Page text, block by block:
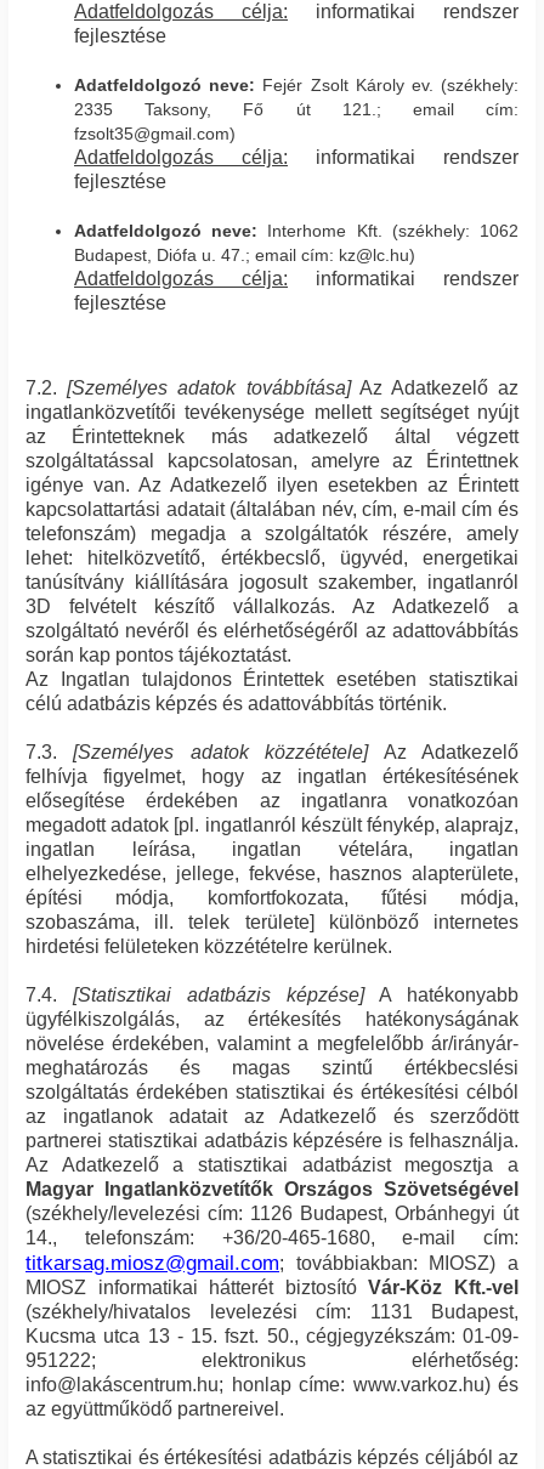
Adatfeldolgozás célja: informatikai rendszer
fejlesztése
Adatfeldolgozó neve: Fejér Zsolt Károly ev. (székhely:
2335 Taksony, Fő út 121.; email cím:
fzsolt35@gmail.com)
Adatfeldolgozás célja: informatikai rendszer
fejlesztése
Adatfeldolgozó neve: Interhome Kft. (székhely: 1062
Budapest, Diófa u. 47.; email cím: kz@lc.hu)
Adatfeldolgozás célja: informatikai rendszer
fejlesztése
7.2.[Személyes adatok továbbítása]Az Adatkezelő az
ingatlanközvetítői tevékenysége mellett segítséget nyújt
az Érintetteknek más adatkezelő által végzett
szolgáltatással kapcsolatosan, amelyre az Érintettnek
igénye van. Az Adatkezelő ilyen esetekben az Érintett
kapcsolattartási adatait (általában név, cím, e-mail cím és
telefonszám) megadja a szolgáltatók részére, amely
lehet: hitelközvetítő, értékbecslő, ügyvéd, energetikai
tanúsítvány kiállítására jogosult szakember, ingatlanról
3D felvételt készítő vállalkozás. Az Adatkezelő a
szolgáltató nevéről és elérhetőségéről az adattovábbítás
során kap pontos tájékoztatást.
Az Ingatlan tulajdonos Érintettek esetében statisztikai
célú adatbázis képzés és adattovábbítás történik.
7.3.[Személyes adatok közzététele]Az Adatkezelő
felhívja figyelmet, hogy az ingatlan értékesítésének
elősegítése érdekében az ingatlanra vonatkozóan
megadott adatok [pl. ingatlanról készült fénykép, alaprajz,
ingatlan leírása, ingatlan vételára, ingatlan
elhelyezkedése, jellege, fekvése, hasznos alapterülete,
építési módja, komfortfokozata, fűtési módja,
szobaszáma, ill. telek területe] különböző internetes
hirdetési felületeken közzétételre kerülnek.
7.4. [Statisztikai adatbázis képzése]A hatékonyabb
ügyfélkiszolgálás, az értékesítés hatékonyságának
növelése érdekében, valamint a megfelelőbb ár/irányár-
meghatározás és magas szintű értékbecslési
szolgáltatás érdekében statisztikai és értékesítési célból
az ingatlanok adatait az Adatkezelő és szerződött
partnerei statisztikai adatbázis képzésére is felhasználja.
Az Adatkezelő a statisztikai adatbázist megosztja a
Magyar Ingatlanközvetítők Országos Szövetségével
(székhely/levelezési cím: 1126 Budapest, Orbánhegyi út
14., telefonszám: +36/20-465-1680, e-mail cím:
titkarsag.miosz@gmail.com; továbbiakban: MIOSZ) a
MIOSZ informatikai hátterét biztosítóVár-Köz Kft.-vel
(székhely/hivatalos levelezési cím: 1131 Budapest,
Kucsma utca 13 - 15. fszt. 50., cégjegyzékszám: 01-09-
951222; elektronikus elérhetőség:
info@lakáscentrum.hu; honlap címe: www.varkoz.hu) és
az együttműködő partnereivel.
A statisztikai és értékesítési adatbázis képzés céljából az